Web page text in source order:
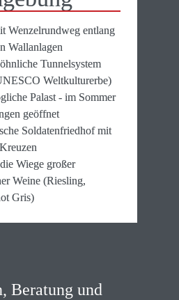
Wenzelrundweg entlang
Wallanlagen
Tunnelsystem
Weltkulturerbe)
Palast - im Sommer
geöffnet
Soldatenfriedhof mit
Wiege großer
Weine (Riesling,
Gris)
Beratung und